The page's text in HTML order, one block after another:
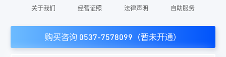
关于我们 经营证照 法律声明 自助服务
购买咨询 0537-7578099（暂未开通）